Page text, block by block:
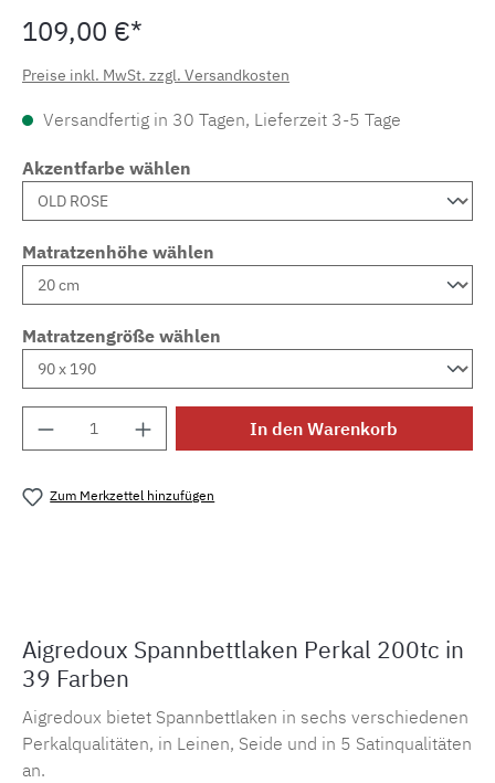
109,00 €*
Preise inkl. MwSt. zzgl. Versandkosten
Versandfertig in 30 Tagen, Lieferzeit 3-5 Tage
Akzentfarbe wählen
Matratzenhöhe wählen
Matratzengröße wählen
Produkt Anzahl: Gib den gewünschten
In den Warenkorb
Zum Merkzettel hinzufügen
Aigredoux Spannbettlaken Perkal 200tc in
39 Farben
Aigredoux bietet Spannbettlaken in sechs verschiedenen
Perkalqualitäten, in Leinen, Seide und in 5 Satinqualitäten
an.